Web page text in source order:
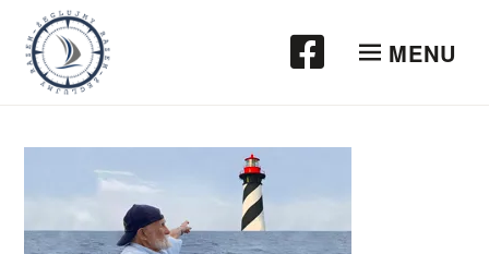
Przeskocz
treści
MENU